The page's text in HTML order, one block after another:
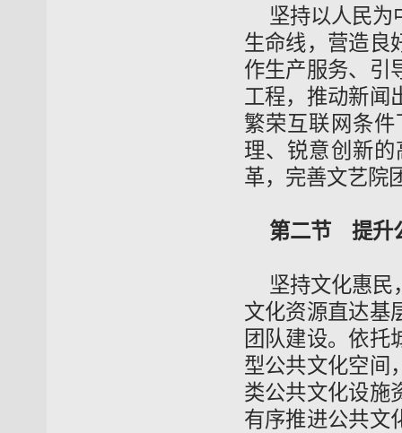
坚持以人民
生命线，营造良
作生产服务、引
工程，推动新闻
繁荣互联网条
理、锐意创新
革，完善文艺院
第二节 提升
坚持文化惠
文化资源直达基
团队建设。依托
型公共文化空间
类公共文化设施
有序推进公共文